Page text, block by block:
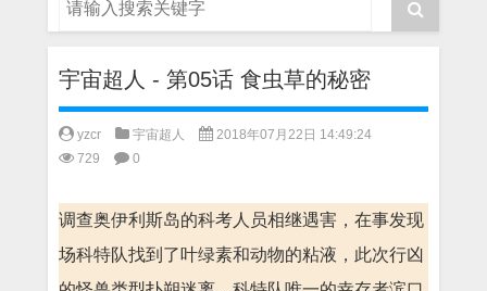
宇宙超人 - 第05话 食虫草的秘密
yzcr 宇宙超人
2018年07月22日 14:49:24
729
0
调查奥伊利斯岛的科考人员相继遇害，在事发现
场科特队找到了叶绿素和动物的粘液，此次行凶